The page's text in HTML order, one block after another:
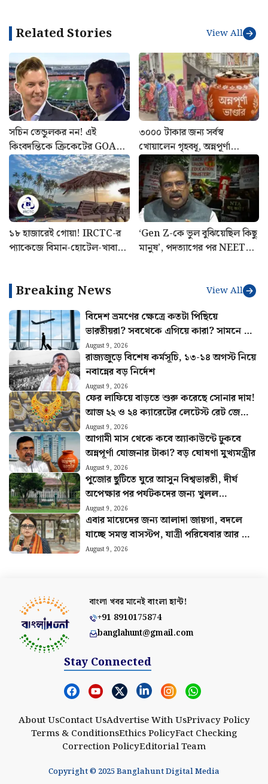
Related Stories View All
সচিন তেন্ডুলকর নন! এই
কিংবদন্তিকে ক্রিকেটের GOAT
হিসাবে বিবেচিত করলেন ব্রেট লি
৩০০০ টাকার জন্য সর্বস্ব
খোয়ালেন গৃহবধূ, অন্নপূর্ণা
যোজনার নামে বিরাট প্রতারণা
১৮ হাজারেই গোয়া! IRCTC-র
প্যাকেজে বিমান-হোটেল-খাবার,
‘Gen Z-কে ভুল বুঝিয়েছিল কিছু
মানুষ’, পদত্যাগের পর NEET
Breaking News View All
বিদেশ ভ্রমণের ক্ষেত্রে কতটা পিছিয়ে
ভারতীয়রা? সবথেকে এগিয়ে কারা? সামনে এল
চমকপ্রদ তথ্য
August 9, 2026
রাজ্যজুড়ে বিশেষ কর্মসূচি, ১৩-১৪ অগস্ট নিয়ে
নবান্নের বড় নির্দেশ
August 9, 2026
ফের লাফিয়ে বাড়তে শুরু করেছে সোনার দাম!
আজ ২২ ও ২৪ ক্যারেটের লেটেস্ট রেট জেনে
নিন
August 9, 2026
আগামী মাস থেকে কবে অ্যাকাউন্টে ঢুকবে
অন্নপূর্ণা যোজনার টাকা? বড় ঘোষণা মুখ্যমন্ত্রীর
August 9, 2026
পুজোর ছুটিতে ঘুরে আসুন বিশ্বভারতী, দীর্ঘ
অপেক্ষার পর পর্যটকদের জন্য খুলল
শান্তিনিকেতন গৃহ
August 9, 2026
এবার মায়েদের জন্য আলাদা জায়গা, বদলে
যাচ্ছে সমস্ত বাসস্টপ, যাত্রী পরিষেবার আর কী
কী পরিবর্তন?
August 9, 2026
বাংলা খবর মানেইবাংলা হান্ট!
+91 8910175874
banglahunt@gmail.com
Stay Connected
About UsContact UsAdvertise With UsPrivacy Policy
Terms & ConditionsEthics PolicyFact Checking
Correction PolicyEditorial Team
Copyright © 2025 Banglahunt Digital Media